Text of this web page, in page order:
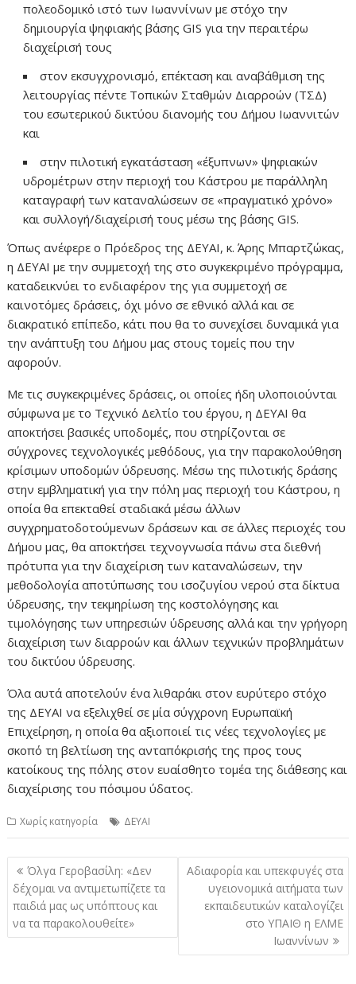
πολεοδομικό ιστό των Ιωαννίνων με στόχο την
δημιουργία ψηφιακής βάσης GIS για την περαιτέρω
διαχείρισή τους
στον εκσυγχρονισμό, επέκταση και αναβάθμιση της
λειτουργίας πέντε Τοπικών Σταθμών Διαρροών (ΤΣΔ)
του εσωτερικού δικτύου διανομής του Δήμου Ιωαννιτών
και
στην πιλοτική εγκατάσταση «έξυπνων» ψηφιακών
υδρομέτρων στην περιοχή του Κάστρου με παράλληλη
καταγραφή των καταναλώσεων σε «πραγματικό χρόνο»
και συλλογή/διαχείρισή τους μέσω της βάσης GIS.
Όπως ανέφερε ο Πρόεδρος της ΔΕΥΑΙ, κ. Άρης Μπαρτζώκας,
η ΔΕΥΑΙ με την συμμετοχή της στο συγκεκριμένο πρόγραμμα,
καταδεικνύει το ενδιαφέρον της για συμμετοχή σε
καινοτόμες δράσεις, όχι μόνο σε εθνικό αλλά και σε
διακρατικό επίπεδο, κάτι που θα το συνεχίσει δυναμικά για
την ανάπτυξη του Δήμου μας στους τομείς που την
αφορούν.
Με τις συγκεκριμένες δράσεις, οι οποίες ήδη υλοποιούνται
σύμφωνα με το Τεχνικό Δελτίο του έργου, η ΔΕΥΑΙ θα
αποκτήσει βασικές υποδομές, που στηρίζονται σε
σύγχρονες τεχνολογικές μεθόδους, για την παρακολούθηση
κρίσιμων υποδομών ύδρευσης. Μέσω της πιλοτικής δράσης
στην εμβληματική για την πόλη μας περιοχή του Κάστρου, η
οποία θα επεκταθεί σταδιακά μέσω άλλων
συγχρηματοδοτούμενων δράσεων και σε άλλες περιοχές του
Δήμου μας, θα αποκτήσει τεχνογνωσία πάνω στα διεθνή
πρότυπα για την διαχείριση των καταναλώσεων, την
μεθοδολογία αποτύπωσης του ισοζυγίου νερού στα δίκτυα
ύδρευσης, την τεκμηρίωση της κοστολόγησης και
τιμολόγησης των υπηρεσιών ύδρευσης αλλά και την γρήγορη
διαχείριση των διαρροών και άλλων τεχνικών προβλημάτων
του δικτύου ύδρευσης.
Όλα αυτά αποτελούν ένα λιθαράκι στον ευρύτερο στόχο
της ΔΕΥΑΙ να εξελιχθεί σε μία σύγχρονη Ευρωπαϊκή
Επιχείρηση, η οποία θα αξιοποιεί τις νέες τεχνολογίες με
σκοπό τη βελτίωση της ανταπόκρισής της προς τους
κατοίκους της πόλης στον ευαίσθητο τομέα της διάθεσης και
διαχείρισης του πόσιμου ύδατος.
Χωρίς κατηγορία ΔΕΥΑΙ
Πλοήγηση
άρθρων
Όλγα Γεροβασίλη: «Δεν
δέχομαι να αντιμετωπίζετε τα
παιδιά μας ως υπόπτους και
να τα παρακολουθείτε»
Αδιαφορία και υπεκφυγές στα
υγειονομικά αιτήματα των
εκπαιδευτικών καταλογίζει
στο ΥΠΑΙΘ η ΕΛΜΕ
Ιωαννίνων